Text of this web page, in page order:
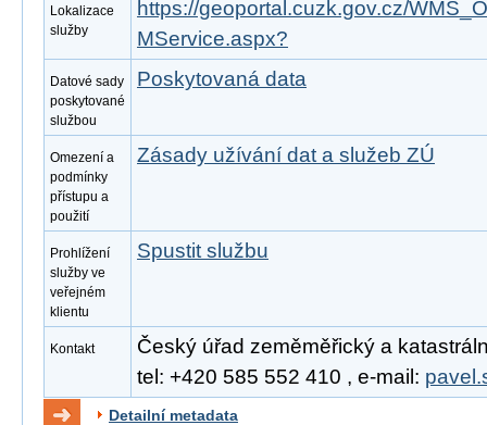
Lokalizace
služby
https://geoportal.cuzk.gov.cz/
MService.aspx?
Datové sady
poskytované
službou
Poskytovaná data
Omezení a
podmínky
přístupu a
použití
Zásady užívání dat a služeb ZÚ
Prohlížení
služby ve
veřejném
klientu
Spustit službu
Kontakt
Český úřad zeměměřický a
tel: +420 585 552 410 , e-mail:
Detailní metadata